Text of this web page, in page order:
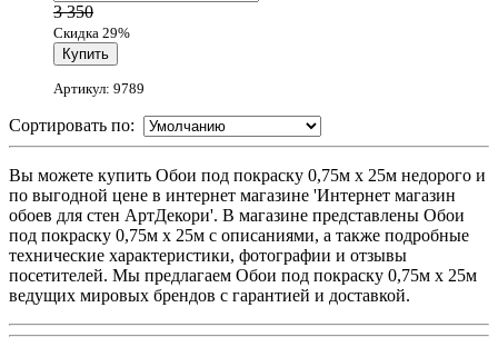
3 350
Скидка 29%
Артикул: 9789
Сортировать по:
Вы можете купить Обои под покраску 0,75м x 25м недорого и
по выгодной цене в интернет магазине 'Интернет магазин
обоев для стен АртДекори'. В магазине представлены Обои
под покраску 0,75м x 25м с описаниями, а также подробные
технические характеристики, фотографии и отзывы
посетителей. Мы предлагаем Обои под покраску 0,75м x 25м
ведущих мировых брендов с гарантией и доставкой.